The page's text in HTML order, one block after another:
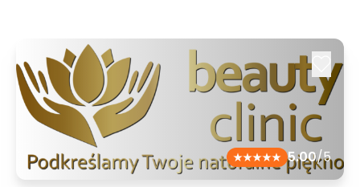
5.00/5